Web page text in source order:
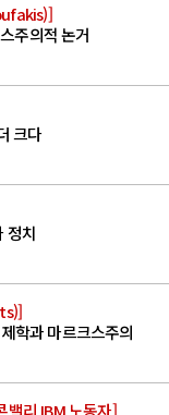
주의적 논거
크다
정치
학과 마르크스주의
밸리 IBM 노동자]